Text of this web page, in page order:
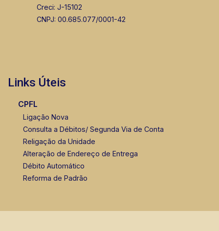
Creci: J-15102
CNPJ: 00.685.077/0001-42
Links Úteis
CPFL
Ligação Nova
Consulta a Débitos/ Segunda Via de Conta
Religação da Unidade
Alteração de Endereço de Entrega
Débito Automático
Reforma de Padrão